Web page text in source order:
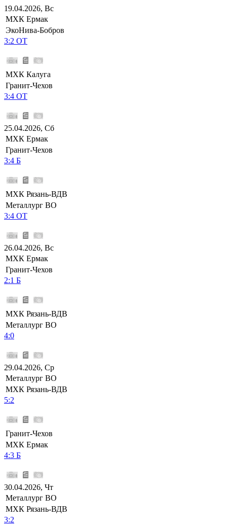
19.04.2026, Вс
МХК Ермак
ЭкоНива-Бобров
3:2 ОТ
МХК Калуга
Гранит-Чехов
3:4 ОТ
25.04.2026, Сб
МХК Ермак
Гранит-Чехов
3:4 Б
МХК Рязань-ВДВ
Металлург ВО
3:4 ОТ
26.04.2026, Вс
МХК Ермак
Гранит-Чехов
2:1 Б
МХК Рязань-ВДВ
Металлург ВО
4:0
29.04.2026, Ср
Металлург ВО
МХК Рязань-ВДВ
5:2
Гранит-Чехов
МХК Ермак
4:3 Б
30.04.2026, Чт
Металлург ВО
МХК Рязань-ВДВ
3:2